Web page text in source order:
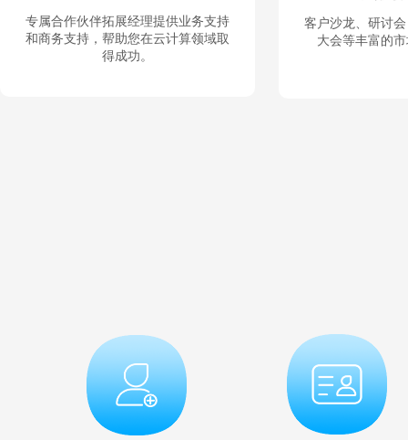
客户沙龙、研讨
大会等丰富的
专属合作伙伴拓展经理提供业务支持
和商务支持，帮助您在云计算领域取
得成功。